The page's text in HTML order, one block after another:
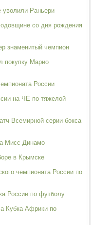
Раньери
со дня рождения
знаменитый чемпион
покупку Марио
России
на ЧЕ по тяжелой
Всемирной серии бокса
Мисс Динамо
в Крымске
чемпионата России по
России по футболу
Кубка Африки по